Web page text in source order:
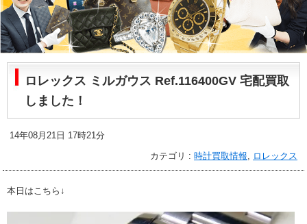
ロレックス ミルガウス Ref.116400GV 宅配買取
しました！
14年08月21日 17時21分
カテゴリ : 時計買取情報, ロレックス
本日はこちら↓